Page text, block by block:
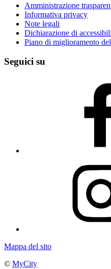
Amministrazione
Informativa privacy
Note legali
Dichiarazione di
Piano di miglioramento
Seguici su
Mappa del sito
© MyCity